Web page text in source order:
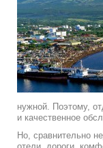
нужной. Поэтому,
и качественное
Но, сравнительно